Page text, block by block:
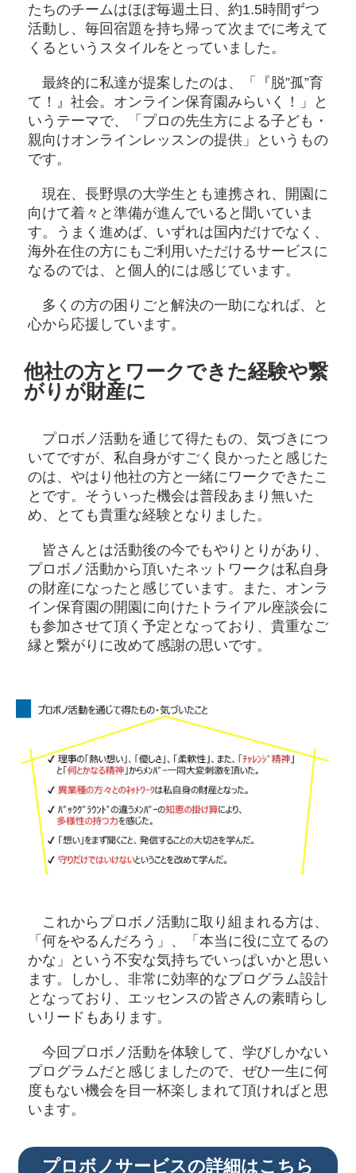
たちのチームはほぼ毎週土日、約1.5時間ずつ
活動し、毎回宿題を持ち帰って次までに考えて
くるというスタイルをとっていました。
最終的に私達が提案したのは、「『脱”孤”育
て！』社会。オンライン保育園みらいく！」と
いうテーマで、「プロの先生方による子ども・
親向けオンラインレッスンの提供」というもの
です。
現在、長野県の大学生とも連携され、開園に
向けて着々と準備が進んでいると聞いていま
す。うまく進めば、いずれは国内だけでなく、
海外在住の方にもご利用いただけるサービスに
なるのでは、と個人的には感じています。
多くの方の困りごと解決の一助になれば、と
心から応援しています。
他社の方とワークできた経験や繋
がりが財産に
プロボノ活動を通じて得たもの、気づきにつ
いてですが、私自身がすごく良かったと感じた
のは、やはり他社の方と一緒にワークできたこ
とです。そういった機会は普段あまり無いた
め、とても貴重な経験となりました。
皆さんとは活動後の今でもやりとりがあり、
プロボノ活動から頂いたネットワークは私自身
の財産になったと感じています。また、オンラ
イン保育園の開園に向けたトライアル座談会に
も参加させて頂く予定となっており、貴重なご
縁と繋がりに改めて感謝の思いです。
これからプロボノ活動に取り組まれる方は、
「何をやるんだろう」、「本当に役に立てるの
かな」という不安な気持ちでいっぱいかと思い
ます。しかし、非常に効率的なプログラム設計
となっており、エッセンスの皆さんの素晴らし
いリードもあります。
今回プロボノ活動を体験して、学びしかない
プログラムだと感じましたので、ぜひ一生に何
度もない機会を目一杯楽しまれて頂ければと思
います。
プロボノサービスの詳細はこちら